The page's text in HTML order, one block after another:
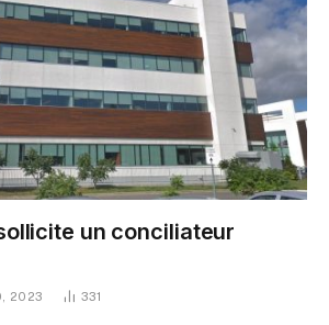
un conciliateur
2023 331